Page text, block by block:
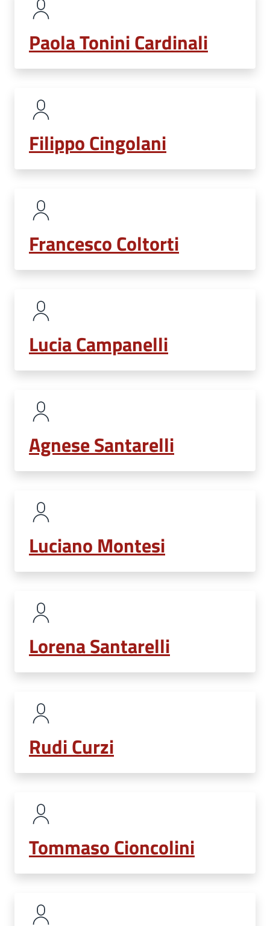
Paola Tonini Cardinali
Filippo Cingolani
Francesco Coltorti
Lucia Campanelli
Agnese Santarelli
Luciano Montesi
Lorena Santarelli
Rudi Curzi
Tommaso Cioncolini